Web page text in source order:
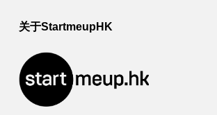
关于StartmeupHK